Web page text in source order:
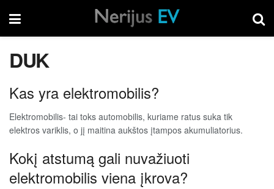
DUK
Kas yra elektromobilis?
Elektromobilis- tai toks automobilis, kuriame ratus suka tik
elektros variklis, o jį maitina aukštos įtampos akumuliatorius.
Kokį atstumą gali nuvažiuoti
elektromobilis viena įkrova?